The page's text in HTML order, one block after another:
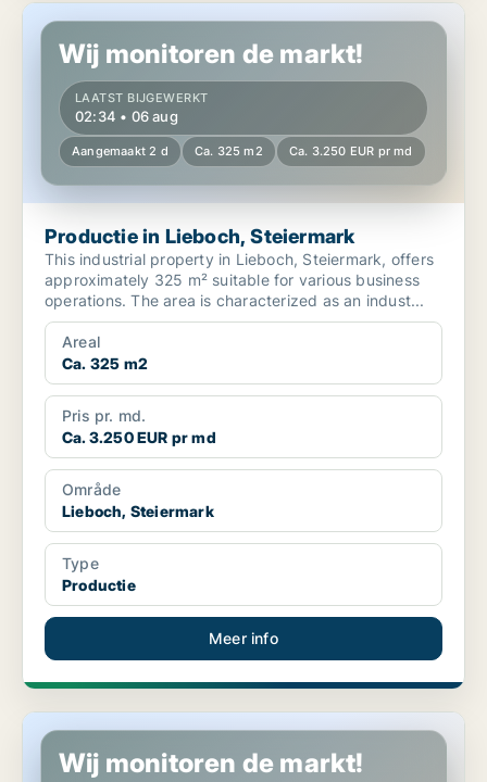
Productie in Lieboch, Steiermark
Wij monitoren de markt!
LAATST BIJGEWERKT
02:34 • 06 aug
Aangemaakt 2 d Ca. 325 m2 Ca. 3.250 EUR pr md
Productie in Lieboch, Steiermark
This industrial property in Lieboch, Steiermark, offers
approximately 325 m² suitable for various business
operations. The area is characterized as an indust...
Areal
Ca. 325 m2
Pris pr. md.
Ca. 3.250 EUR pr md
Område
Lieboch, Steiermark
Type
Productie
Meer info
Productie in Ansfelden, Oberösterreich
Wij monitoren de markt!